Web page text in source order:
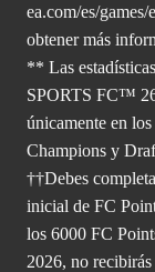
ea.com/es/
obtenermás
** Las
SPORTS FC™
únicamente en
Champions y
††Debes
inicial de FC
los 6000 FC
2026, no